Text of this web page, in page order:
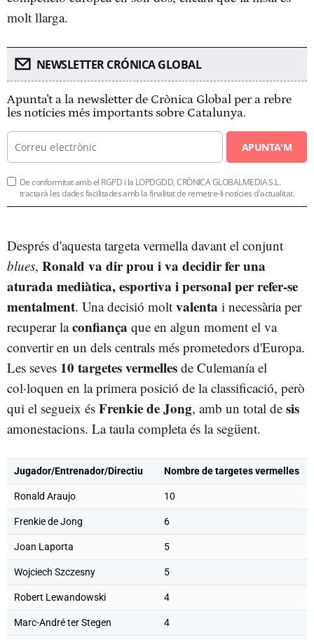
molt llarga.
NEWSLETTER CRÓNICA GLOBAL
Apunta't a la newsletter de Crònica Global per a rebre
les notícies més importants sobre Catalunya.
APUNTA'M
De conformitat amb el RGPD i la LOPDGDD, CRÒNICA GLOBALMEDIA S.L.
tractarà les dades facilitades amb la finalitat de remetre-li notícies d'actualitat.
Després d'aquesta targeta vermella davant el conjunt
blues, Ronald va dir prou i va decidir fer una
aturada mediàtica, esportiva i personal per refer-se
mentalment. Una decisió molt valenta i necessària per
recuperar laconfiança que en algun moment el va
convertir en un dels centrals més prometedors d'Europa.
Les seves 10 targetes vermelles de Culemanía el
col·loquen en la primera posició de la classificació, però
qui el segueix és Frenkie de Jong, amb un total de sis
amonestacions. La taula completa és la següent.
Jugador/Entrenador/Directiu Nombre de targetes vermelles
Ronald Araujo 10
Frenkie de Jong 6
Joan Laporta 5
Wojciech Szczesny 5
Robert Lewandowski 4
Marc-André ter Stegen 4